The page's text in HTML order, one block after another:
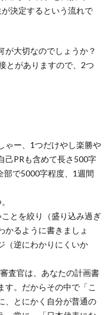
決定するという流れで
が大切なのでしょうか？
とがありますので、2つ
ゃー、1つだけやし楽勝や
己PRも含めて長さ500字
部で5000字程度、1週間
とを絞り（盛り込み過ぎ
かるように書きましょ
（逆にわかりにくいか
査官は、あなたの計画書
す。だからその中で「こ
、とにかく自分が普通の